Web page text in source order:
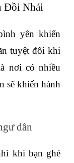
Đồi Nhái
yên khiến
tuyệt đối khi
nơi có nhiều
sẽ khiến hành
dân
khi bạn ghé